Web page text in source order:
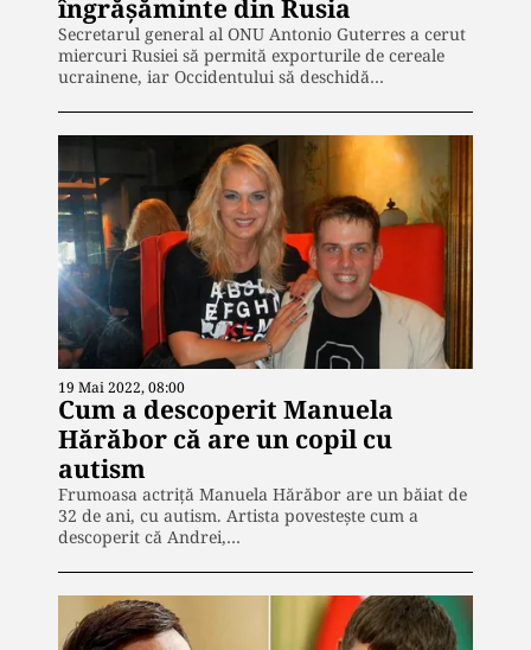
îngrășăminte din Rusia
Secretarul general al ONU Antonio Guterres a cerut
miercuri Rusiei să permită exporturile de cereale
ucrainene, iar Occidentului să deschidă…
19 Mai 2022, 08:00
Cum a descoperit Manuela
Hărăbor că are un copil cu
autism
Frumoasa actriță Manuela Hărăbor are un băiat de
32 de ani, cu autism. Artista povestește cum a
descoperit că Andrei,…